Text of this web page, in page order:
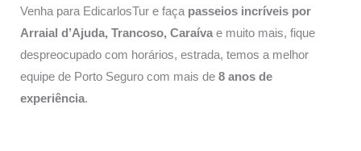
Venha para EdicarlosTur e faça passeios incríveis por
Arraial d’Ajuda, Trancoso, Caraívae muito mais, fique
despreocupado com horários, estrada, temos a melhor
equipe de Porto Seguro com mais de 8 anos de
experiência.